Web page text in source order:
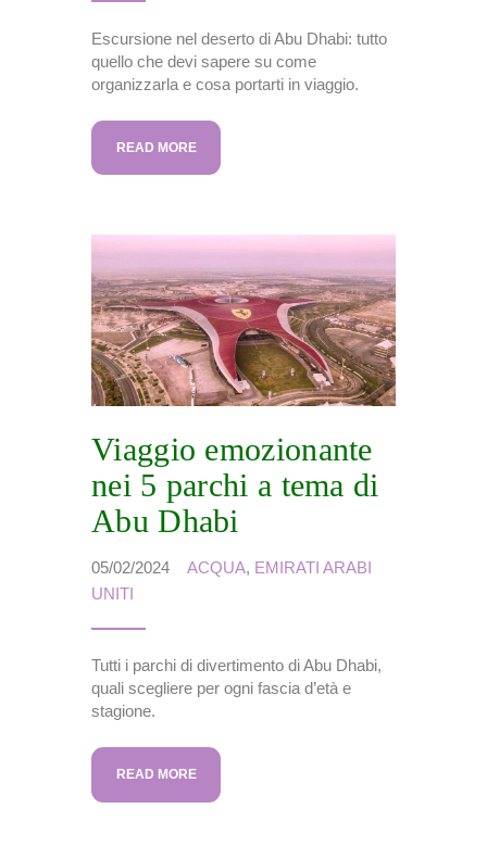
Escursione nel deserto di Abu Dhabi: tutto
quello che devi sapere su come
organizzarla e cosa portarti in viaggio.
READ MORE
Viaggio emozionante
nei 5 parchi a tema di
Abu Dhabi
05/02/2024 ACQUA, EMIRATI ARABI
UNITI
Tutti i parchi di divertimento di Abu Dhabi,
quali scegliere per ogni fascia d’età e
stagione.
READ MORE